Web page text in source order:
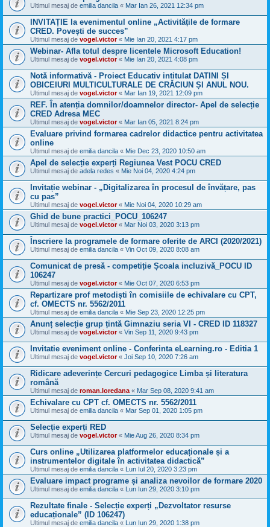
Ultimul mesaj de emilia dancila « Mar Ian 26, 2021 12:34 pm
INVITAȚIE la evenimentul online „Activitățile de formare
CRED. Povești de succes”
Ultimul mesaj de vogel.victor« Mie Ian 20, 2021 4:17 pm
Webinar- Afla totul despre licentele Microsoft Education!
Ultimul mesaj de vogel.victor« Mie Ian 20, 2021 4:08 pm
Notă informativă - Proiect Educativ intitulat DATINI ȘI
OBICEIURI MULTICULTURALE DE CRĂCIUN ȘI ANUL NOU.
Ultimul mesaj de vogel.victor« Mar Ian 19, 2021 12:09 pm
REF. În atenția domnilor/doamnelor director- Apel de selecție
CRED Adresa MEC
Ultimul mesaj de vogel.victor« Mar Ian 05, 2021 8:24 pm
Evaluare privind formarea cadrelor didactice pentru activitatea
online
Ultimul mesaj de emilia dancila « Mie Dec 23, 2020 10:50 am
Apel de selecție experți Regiunea Vest POCU CRED
Ultimul mesaj de adela redes « Mie Noi 04, 2020 4:24 pm
Invitație webinar - „Digitalizarea în procesul de învățare, pas
cu pas”
Ultimul mesaj de vogel.victor« Mie Noi 04, 2020 10:29 am
Ghid de bune practici_POCU_106247
Ultimul mesaj de vogel.victor« Mar Noi 03, 2020 3:13 pm
Înscriere la programele de formare oferite de ARCI (2020/2021)
Ultimul mesaj de emilia dancila « Vin Oct 09, 2020 8:08 am
Comunicat de presă - competiție Școala incluzivă_POCU ID
106247
Ultimul mesaj de vogel.victor« Mie Oct 07, 2020 6:53 pm
Repartizare prof metodiști în comisiile de echivalare cu CPT,
cf. OMECTS nr. 5562/2011
Ultimul mesaj de emilia dancila « Mie Sep 23, 2020 12:25 pm
Anunț selecție grup țintă Gimnaziu seria VI - CRED ID 118327
Ultimul mesaj de vogel.victor« Vin Sep 11, 2020 9:43 pm
Invitatie eveniment online - Conferinta eLearning.ro - Editia 1
Ultimul mesaj de vogel.victor« Joi Sep 10, 2020 7:26 am
Ridicare adeverințe Cercuri pedagogice Limba și literatura
română
Ultimul mesaj de roman.loredana « Mar Sep 08, 2020 9:41 am
Echivalare cu CPT cf. OMECTS nr. 5562/2011
Ultimul mesaj de emilia dancila « Mar Sep 01, 2020 1:05 pm
Selecție experți RED
Ultimul mesaj de vogel.victor« Mie Aug 26, 2020 8:34 pm
Curs online „Utilizarea platformelor educaționale și a
instrumentelor digitale în activitatea didactică”
Ultimul mesaj de emilia dancila « Lun Iul 20, 2020 3:23 pm
Evaluare impact programe și analiza nevoilor de formare 2020
Ultimul mesaj de emilia dancila « Lun Iun 29, 2020 3:10 pm
Rezultate finale - Selecție experți „Dezvoltator resurse
educaționale” (ID 106247)
Ultimul mesaj de emilia dancila « Lun Iun 29, 2020 1:38 pm